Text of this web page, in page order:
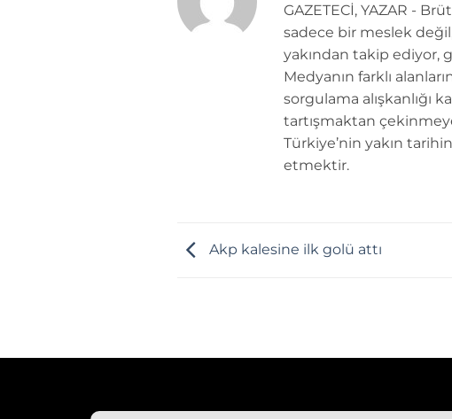
GAZETECİ, YAZAR -
sadece bir meslek
yakından takip ediyor,
Medyanın farklı
sorgulama alışkanlığı
tartışmaktan
Türkiye’nin yakın
etmektir.
Akp kalesine ilk golü attı